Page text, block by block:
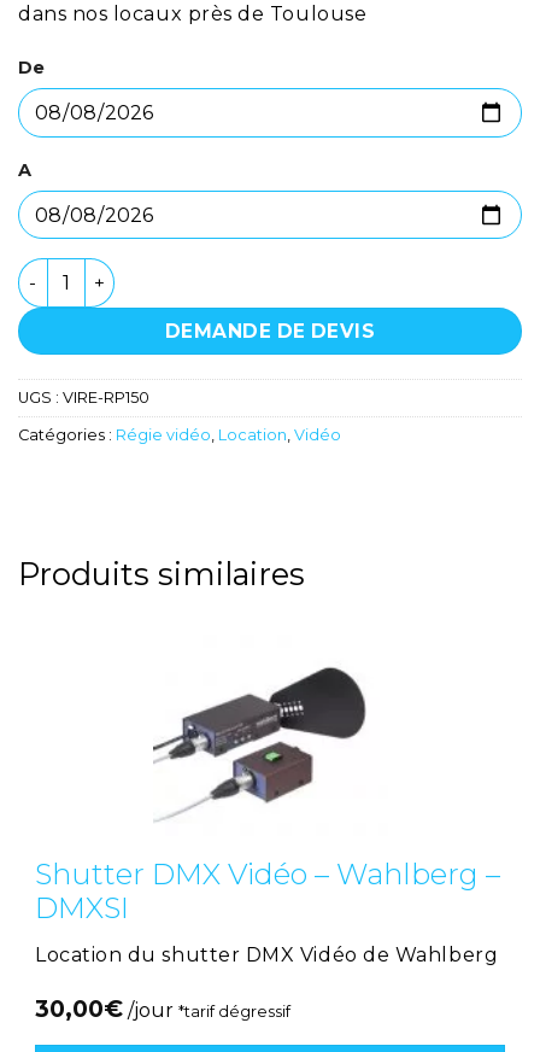
dans nos locaux près de Toulouse
De
A
quantité de Pupitre de commande PTZ - Panasonic -
DEMANDE DE DEVIS
UGS : VIRE-RP150
Catégories : Régie vidéo, Location, Vidéo
Produits similaires
Shutter DMX Vidéo – Wahlberg –
DMXSI
Location du shutter DMX Vidéo de Wahlberg
30,00€ /jour *tarif dégressif